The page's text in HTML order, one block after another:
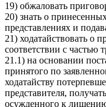
19) обжаловать
20) знать о
представлениях и
21) ходатайствовать о
соответствии с частью
21.1) на основании
принятого по
ходатайству
представителя,
осужденного к